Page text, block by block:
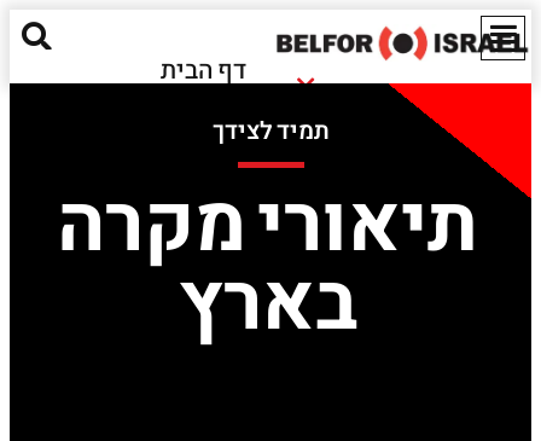
דף הבית
אודותינו
מאגר מידע
ישראל
EN
יצירת קשר
נזקי שריפה
נזקי הצפה
חומרים מסוכנים
נזקים אקולוגיים
תמיד לצידך
תיאורי מקרה
בארץ